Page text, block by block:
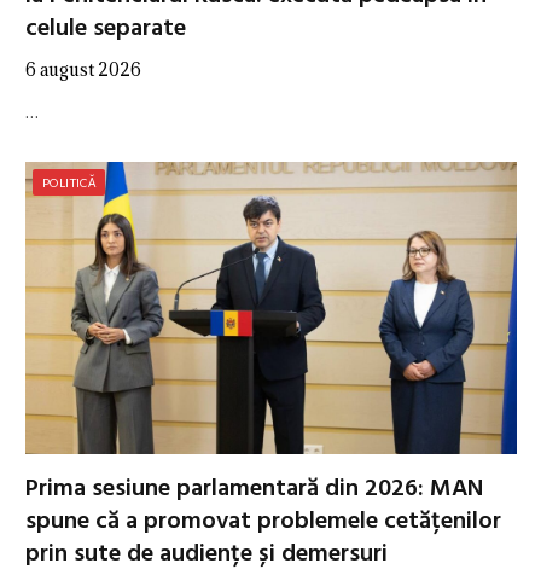
celule separate
6 august 2026
…
POLITICĂ
Prima sesiune parlamentară din 2026: MAN
spune că a promovat problemele cetățenilor
prin sute de audiențe și demersuri